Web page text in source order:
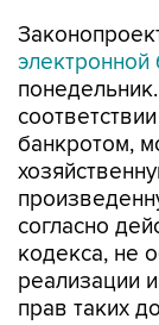
банкротом,
согласно
кодекса, не
реализации
прав таких